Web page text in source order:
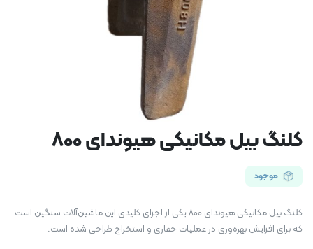
کلنگ بیل مکانیکی هیوندای 800
موجود
کلنگ بیل مکانیکی هیوندای 800 یکی از اجزای کلیدی این ماشین‌آلات سنگین است
که برای افزایش بهره‌وری در عملیات حفاری و استخراج طراحی شده است.